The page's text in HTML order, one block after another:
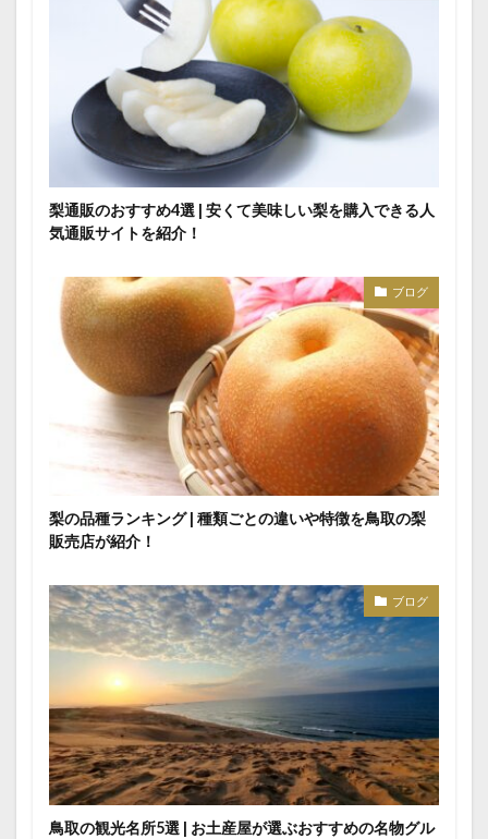
梨通販のおすすめ4選 | 安くて美味しい梨を購入できる人
気通販サイトを紹介！
ブログ
梨の品種ランキング | 種類ごとの違いや特徴を鳥取の梨
販売店が紹介！
ブログ
鳥取の観光名所5選 | お土産屋が選ぶおすすめの名物グル